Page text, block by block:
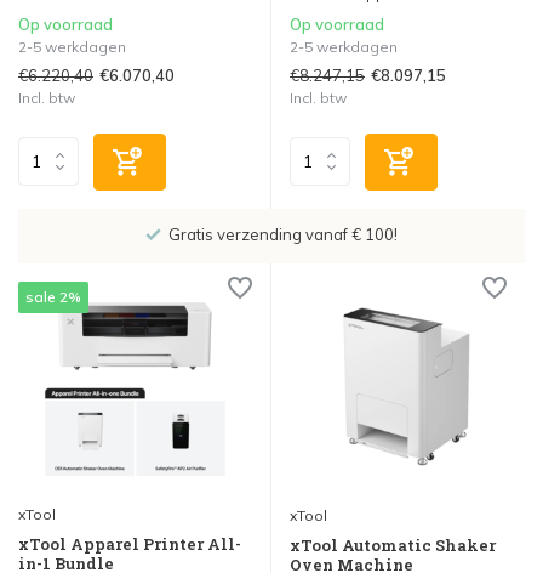
Op voorraad
2-5 werkdagen
€6.220,40 €6.070,40
Incl. btw
Op voorraad
2-5 werkdagen
€8.247,15 €8.097,15
Incl. btw
Showroom in IJsselstein!
sale 2%
xTool
xTool Apparel Printer All-
in-1 Bundle
xTool
xTool Automatic Shaker
Oven Machine